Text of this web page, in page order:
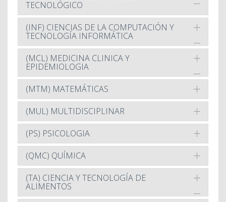
TECNOLÓGICO
(INF) CIENCIAS DE LA COMPUTACIÓN Y
TECNOLOGÍA INFORMÁTICA
(MCL) MEDICINA CLINICA Y
EPIDEMIOLOGIA
(MTM) MATEMÁTICAS
(MUL) MULTIDISCIPLINAR
(PS) PSICOLOGIA
(QMC) QUÍMICA
(TA) CIENCIA Y TECNOLOGÍA DE
ALIMENTOS